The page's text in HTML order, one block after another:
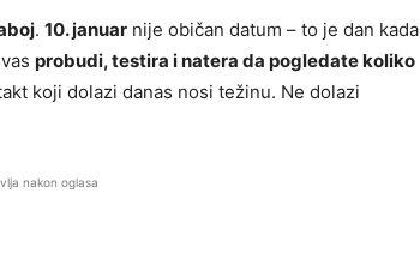
. 10. januar nije običan datum – to je dan kada
probudi, testira i natera da pogledate koliko
koji dolazi danas nosi težinu. Ne dolazi
nakon oglasa